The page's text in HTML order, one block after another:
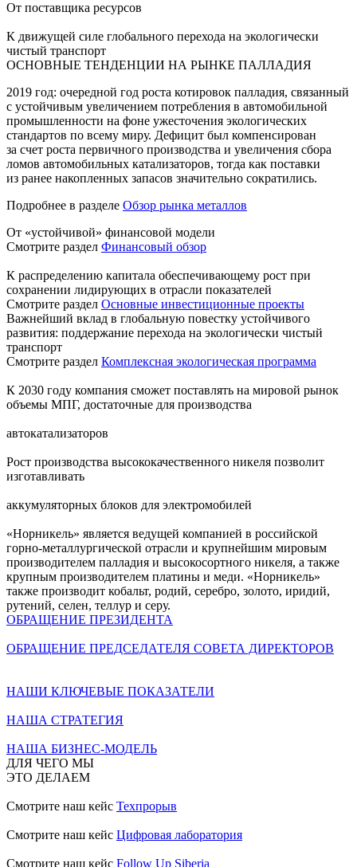
От поставщика ресурсов
К движущей силе глобального перехода на экологически
чистый транспорт
ОСНОВНЫЕ ТЕНДЕНЦИИ НА РЫНКЕ ПАЛЛАДИЯ
2019 год: очередной год роста котировок палладия, связанный
с устойчивым увеличением потребления в автомобильной
промышленности на фоне ужесточения экологических
стандартов по всему миру. Дефицит был компенсирован
за счет роста первичного производства и увеличения сбора
ломов автомобильных катализаторов, тогда как поставки
из ранее накопленных запасов значительно сократились.
Подробнее в разделе Обзор рынка металлов
От «устойчивой» финансовой модели
Смотрите раздел Финансовый обзор
К распределению капитала обеспечивающему рост при
сохранении лидирующих в отрасли показателей
Смотрите раздел Основные инвестиционные проекты
Важнейший вклад в глобальную повестку устойчивого
развития: поддержание перехода на экологически чистый
транспорт
Смотрите раздел Комплексная экологическая программа
К 2030 году компания сможет поставлять на мировой рынок
объемы МПГ, достаточные для производства
автокатализаторов
Рост производства высококачественного никеля позволит
изготавливать
аккумуляторных блоков для электромобилей
«Норникель» является ведущей компанией в российской
горно-металлургической отрасли и крупнейшим мировым
производителем палладия и высокосортного никеля, а также
крупным производителем платины и меди. «Норникель»
также производит кобальт, родий, серебро, золото, иридий,
рутений, селен, теллур и серу.
ОБРАЩЕНИЕ ПРЕЗИДЕНТА
ОБРАЩЕНИЕ ПРЕДСЕДАТЕЛЯ СОВЕТА ДИРЕКТОРОВ
НАШИ КЛЮЧЕВЫЕ ПОКАЗАТЕЛИ
НАША СТРАТЕГИЯ
НАША БИЗНЕС-МОДЕЛЬ
ДЛЯ ЧЕГО МЫ
ЭТО ДЕЛАЕМ
Смотрите наш кейс Техпрорыв
Смотрите наш кейс Цифровая лаборатория
Смотрите наш кейс Follow Up Siberia